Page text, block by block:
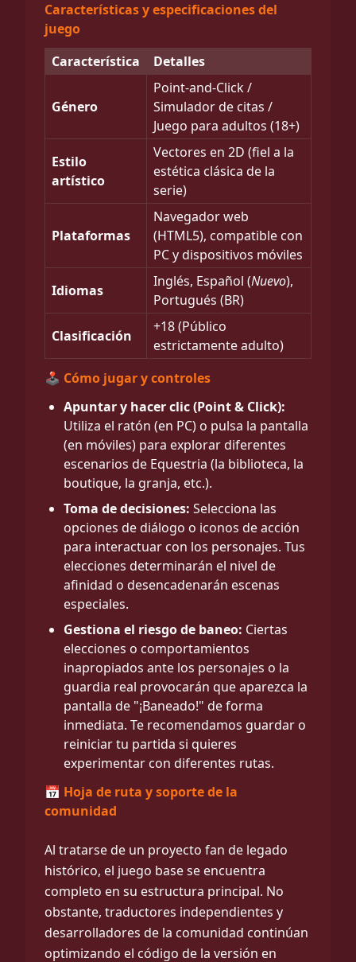
Características y especificaciones del
juego
Característica
Detalles
Género
Point-and-Click /
Simulador de citas /
Juego para adultos (18+)
Estilo
artístico
Vectores en 2D (fiel a la
estética clásica de la
serie)
Plataformas
Navegador web
(HTML5), compatible con
PC y dispositivos móviles
Idiomas
Inglés, Español (Nuevo),
Portugués (BR)
Clasificación
+18 (Público
estrictamente adulto)
🕹️ Cómo jugar y controles
Apuntar y hacer clic (Point & Click):
Utiliza el ratón (en PC) o pulsa la pantalla
(en móviles) para explorar diferentes
escenarios de Equestria (la biblioteca, la
boutique, la granja, etc.).
Toma de decisiones: Selecciona las
opciones de diálogo o iconos de acción
para interactuar con los personajes. Tus
elecciones determinarán el nivel de
afinidad o desencadenarán escenas
especiales.
Gestiona el riesgo de baneo: Ciertas
elecciones o comportamientos
inapropiados ante los personajes o la
guardia real provocarán que aparezca la
pantalla de "¡Baneado!" de forma
inmediata. Te recomendamos guardar o
reiniciar tu partida si quieres
experimentar con diferentes rutas.
📅 Hoja de ruta y soporte de la
comunidad
Al tratarse de un proyecto fan de legado
histórico, el juego base se encuentra
completo en su estructura principal. No
obstante, traductores independientes y
desarrolladores de la comunidad continúan
optimizando el código de la versión en